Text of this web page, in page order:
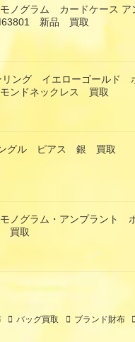
ノグラム カードケース ア
新品 買取
ング イエローゴールド
ンドネックレス 買取
グル ピアス 銀 買取
ノグラム・アンプラント
買取
バッグ買取 ブランド財布